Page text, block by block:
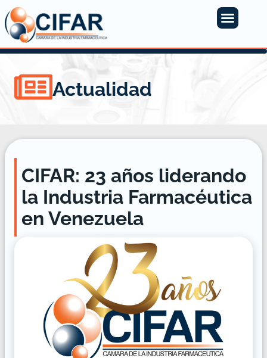
Actualidad
CIFAR: 23 años liderando
la Industria Farmacéutica
en Venezuela